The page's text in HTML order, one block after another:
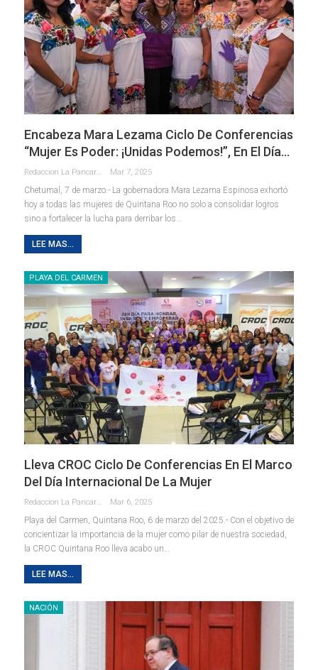
Encabeza Mara Lezama Ciclo De Conferencias
“Mujer Es Poder: ¡Unidas Podemos!”, En El Día…
Redaccion La Pancarta De Quintana Roo Mar 7, 2025
Chetumal, 7 de marzo.- La gobernadora Mara Lezama Espinosa exhortó
hoy a todas las mujeres de Quintana Roo no solo a consolidar logros
sino a fortalecer la lucha para derribar los…
LEE MAS...
PLAYA DEL CARMEN
Lleva CROC Ciclo De Conferencias En El Marco
Del Día Internacional De La Mujer
Mar 6, 2025
Playa del Carmen, Quintana Roo, 6 de marzo del 2025.- Con el objetivo de
concientizar la importancia de la mujer como pilar de nuestra sociedad,
la CROC Quintana Roo lleva acabo un
LEE MAS...
NACIÓN